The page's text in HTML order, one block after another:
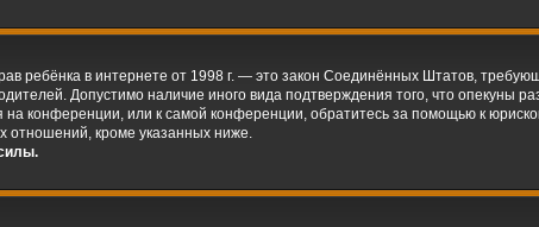
ребёнка в интернете от 1998 г. — это закон Соединённых Штатов,
Допустимо наличие иного вида подтверждения того, что
конференции, или к самой конференции, обратитесь за помощью к
отношений, кроме указанных ниже.